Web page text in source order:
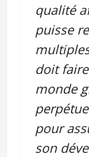
qualité
puisse
doit
monde
pour
son